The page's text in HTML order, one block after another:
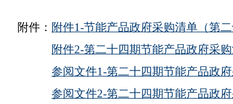
附件： 附件1-节能产品政府采购清单（第
附件2-第二十四期节能产品政府采
参阅文件1-第二十四期节能产品政
参阅文件2-第二十四期节能产品政